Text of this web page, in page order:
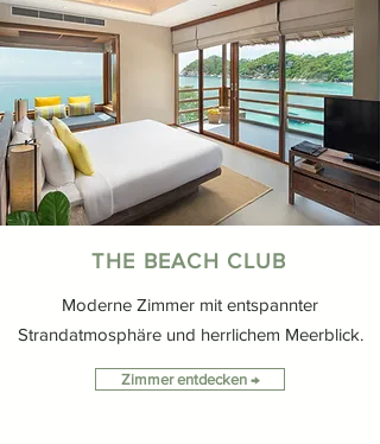
THE BEACH CLUB
Moderne Zimmer mit entspannter
Strandatmosphäre und herrlichem Meerblick.
Zimmer entdecken →